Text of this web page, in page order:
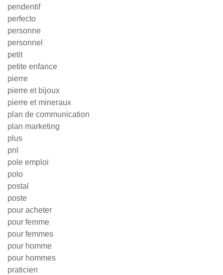
pendentif
perfecto
personne
personnel
petit
petite enfance
pierre
pierre et bijoux
pierre et mineraux
plan de communication
plan marketing
plus
pnl
pole emploi
polo
postal
poste
pour acheter
pour femme
pour femmes
pour homme
pour hommes
praticien